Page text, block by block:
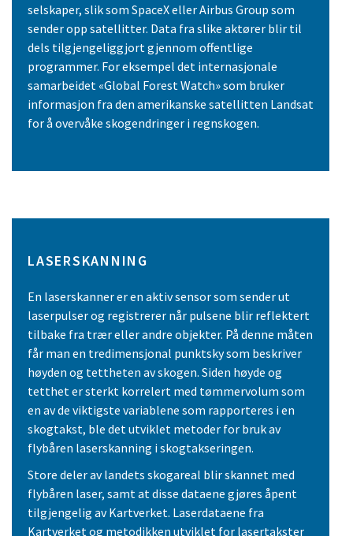
selskaper, slik som SpaceX eller Airbus Group som
sender opp satellitter. Data fra slike aktører blir til
dels tilgjengeliggjort gjennom offentlige
programmer. For eksempel det internasjonale
samarbeidet «Global Forest Watch» som bruker
informasjon fra den amerikanske satellitten Landsat
for å overvåke skogendringer i regnskogen.
LASERSKANNING
En laserskanner er en aktiv sensor som sender ut
laserpulser og registrerer når pulsene blir reflektert
tilbake fra trær eller andre objekter. På denne måten
får man en tredimensjonal punktsky som beskriver
høyden og tettheten av skogen. Siden høyde og
tetthet er sterkt korrelert med tømmervolum som
en av de viktigste variablene som rapporteres i en
skogtakst, ble det utviklet metoder for bruk av
flybåren laserskanning i skogtakseringen.
Store deler av landets skogareal blir skannet med
flybåren laser, samt at disse dataene gjøres åpent
tilgjengelig av Kartverket. Laserdataene fra
Kartverket og metodikken utviklet for lasertakster